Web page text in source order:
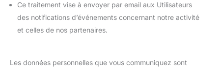
Ce traitement vise à envoyer par email aux Utilisateurs
des notifications d’événements concernant notre activité
et celles de nos partenaires.
Les données personnelles que vous communiquez sont